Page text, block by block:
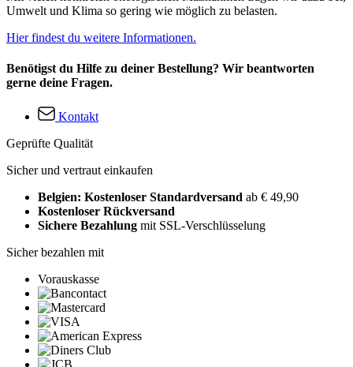
Umwelt und Klima so gering wie möglich zu belasten.
Hier findest du weitere Informationen.
Benötigst du Hilfe zu deiner Bestellung? Wir beantworten
gerne deine Fragen.
Kontakt
Geprüfte Qualität
Sicher und vertraut einkaufen
Belgien: Kostenloser Standardversand ab € 49,90
Kostenloser Rückversand
Sichere Bezahlung mit SSL-Verschlüsselung
Sicher bezahlen mit
Vorauskasse